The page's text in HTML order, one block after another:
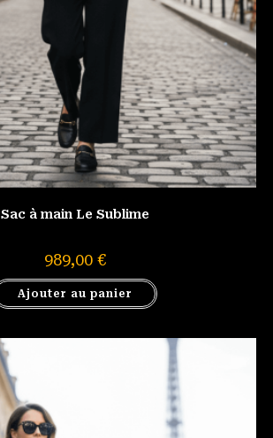
Sac à main Le Sublime
989,00 €
Ajouter au panier